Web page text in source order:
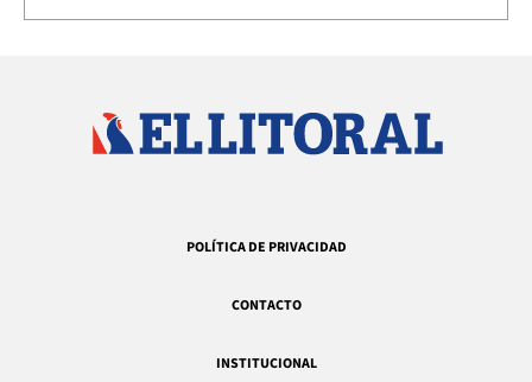
POLÍTICA DE PRIVACIDAD
CONTACTO
INSTITUCIONAL